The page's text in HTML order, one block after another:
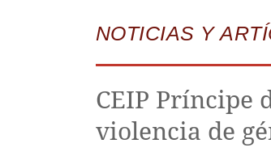
NOTICIAS Y
CEIP Príncipe
violencia de